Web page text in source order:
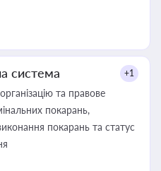
система +1
та правове
покарань,
покарань та статус